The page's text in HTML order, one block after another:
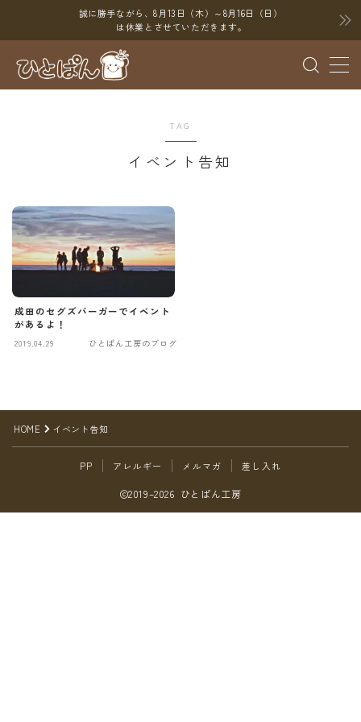
誠に勝手ながら、8月13日（木）～8月16日（日）
は休業とさせていただきます。
MENU
X（Twitter）
Instagram
Threads
ポイント
アクセス
TAG
イベント告知
成田のセグズバーガーでイベント
があるよ！
2019.04.29 ひとぱん工房のブログ
HOME イベント告知
PP アレルギー メルマガ 差し入れ
2019–2026 ひとぱん工房